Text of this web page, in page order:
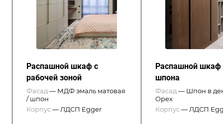
Распашной шкаф с
рабочей зоной
Фасад — МДФ эмаль матовая
/ шпон
Корпус— ЛДСП Egger
Распашной шкаф
шпона
Фасад — Шпон в
Орех
Корпус— ЛДСП